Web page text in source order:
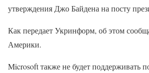
утверждения Джо Байдена на посту
Как передает Укринформ, об этом
Америки.
Microsoft также не будет поддерживать